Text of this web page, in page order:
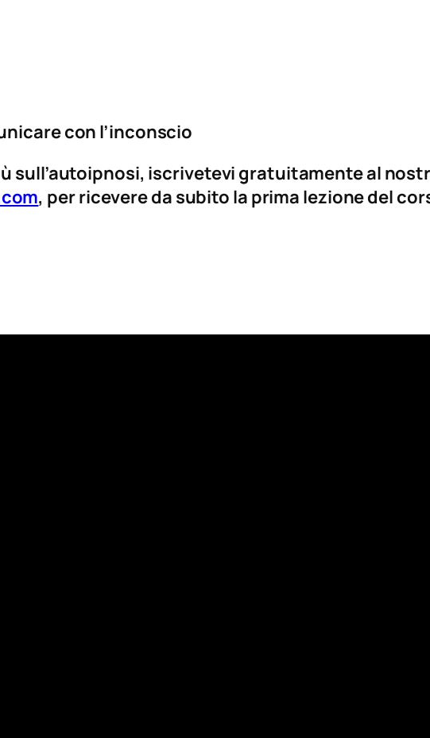
con l’inconscio
sull’autoipnosi, iscrivetevi gratuitamente al
, per ricevere da subito la prima lezione del